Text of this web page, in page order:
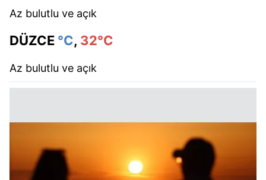
Az bulutlu ve açık
DÜZCE °C, 32°C
Az bulutlu ve açık